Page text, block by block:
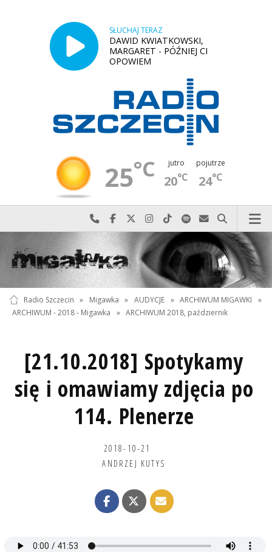
SŁUCHAJ TERAZ
DAWID KWIATKOWSKI,
MARGARET - PÓŹNIEJ CI
OPOWIEM
25°C jutro
20°C
pojutrze
24°C
Najlepiej po prostu do nas zadzwoń
Odwiedź nas na Facebook-u
Odwiedź nas na X
Odwiedź nas na Instagram-ie
Odwiedź nas na TikTok-u
Szukaj nas na Spotify
Wyślij do nas
Szukaj
Radio Szczecin » Migawka » AUDYCJE » ARCHIWUM MIGAWKI
»
ARCHIWUM - 2018 - Migawka
» ARCHIWUM 2018, październik
[21.10.2018] Spotykamy
się i omawiamy zdjęcia po
114. Plenerze
2018-10-21
ANDRZEJ KUTYS